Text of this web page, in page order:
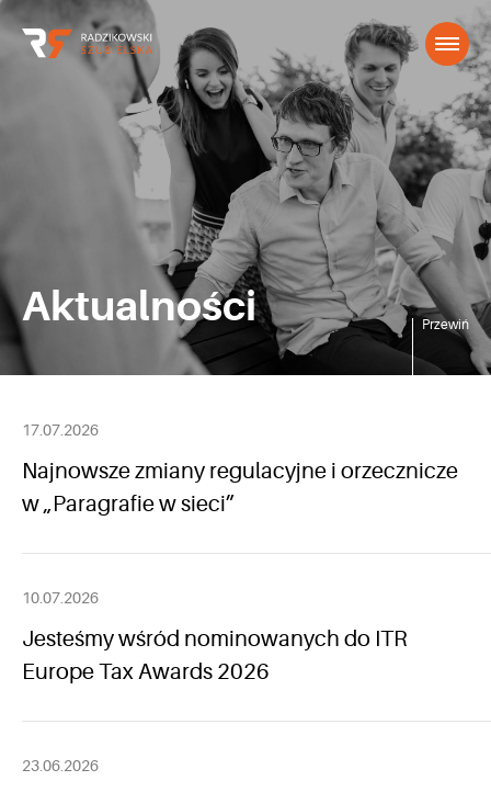
Aktualności Przewiń
17.07.2026
Najnowsze zmiany regulacyjne i orzecznicze
w „Paragrafie w sieci”
10.07.2026
Jesteśmy wśród nominowanych do ITR
Europe Tax Awards 2026
23.06.2026